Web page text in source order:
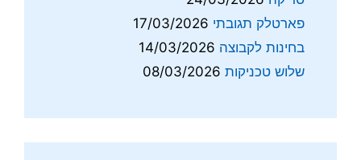
פארטלק תגובתי 17/03/2026
בחינות לקבוצה 14/03/2026
שלוש טכניקות 08/03/2026